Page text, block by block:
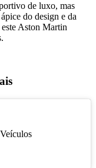
de luxo, mas
do design e da
Aston Martin